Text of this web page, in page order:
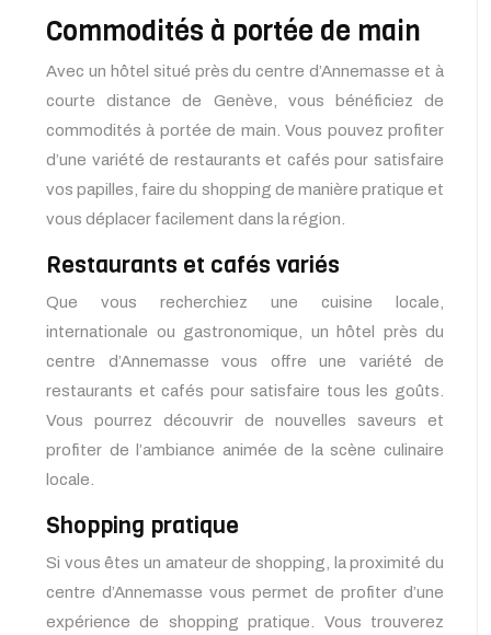
Commodités à portée de main
Avec un hôtel situé près du centre d’Annemasse et à
courte distance de Genève, vous bénéficiez de
commodités à portée de main. Vous pouvez profiter
d’une variété de restaurants et cafés pour satisfaire
vos papilles, faire du shopping de manière pratique et
vous déplacer facilement dans la région.
Restaurants et cafés variés
Que vous recherchiez une cuisine locale,
internationale ou gastronomique, un hôtel près du
centre d’Annemasse vous offre une variété de
restaurants et cafés pour satisfaire tous les goûts.
Vous pourrez découvrir de nouvelles saveurs et
profiter de l’ambiance animée de la scène culinaire
locale.
Shopping pratique
Si vous êtes un amateur de shopping, la proximité du
centre d’Annemasse vous permet de profiter d’une
expérience de shopping pratique. Vous trouverez